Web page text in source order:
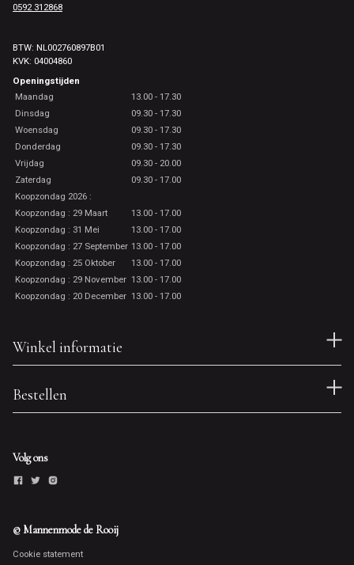
0592 312868
BTW: NL002760897B01
KVK: 04004860
Openingstijden
Maandag
13.00 - 17.30
Dinsdag
09.30 - 17.30
Woensdag
09.30 - 17.30
Donderdag
09.30 - 17.30
Vrijdag
09.30 - 20.00
Zaterdag
09.30 - 17.00
Koopzondag 2026 :
Koopzondag : 29 Maart
13.00 - 17.00
Koopzondag : 31 Mei
13.00 - 17.00
Koopzondag : 27 September 13.00 - 17.00
Koopzondag : 25 Oktober
13.00 - 17.00
Koopzondag : 29 November 13.00 - 17.00
Koopzondag : 20 December 13.00 - 17.00
Winkel informatie
Bestellen
Volg ons
© Mannenmode de Rooij
Cookie statement